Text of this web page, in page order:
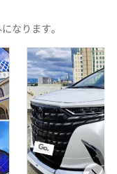
なります。